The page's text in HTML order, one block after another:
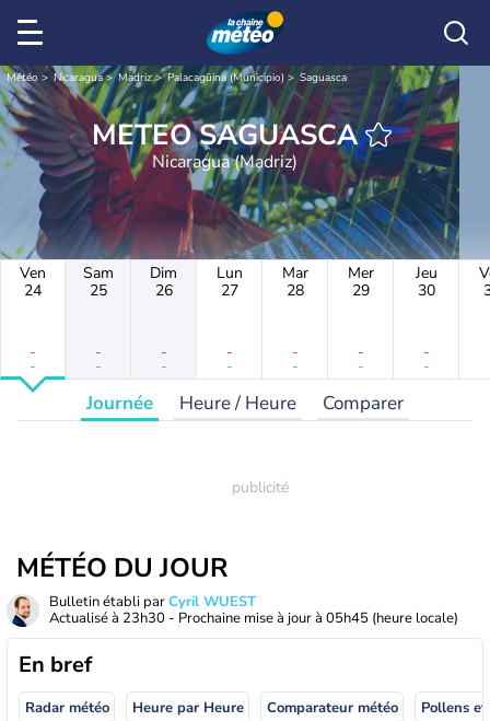
Météo Nicaragua Madriz Palacagüina (Municipio) Saguasca
METEO SAGUASCA
Nicaragua (Madriz)
Ven
24
-
-
Sam
25
-
-
Dim
26
-
-
Lun
27
-
-
Mar
28
-
-
Mer
29
-
-
Jeu
30
-
-
Journée Heure / Heure Comparer
MÉTÉO DU JOUR
Bulletin établi parCyril WUEST
Actualisé à 23h30 - Prochaine mise à jour à 05h45 (heure locale)
En bref
Radar météo Heure par Heure Comparateur météo Pollens